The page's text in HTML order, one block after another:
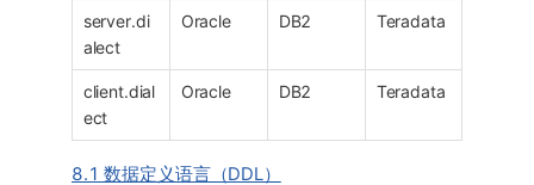
server.di
alect
Oracle DB2 Teradata
client.dial
ect
Oracle DB2 Teradata
8.1 数据定义语言（DDL）